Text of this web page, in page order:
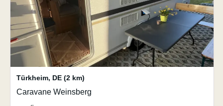
Türkheim, DE (2 km)
Caravane Weinsberg